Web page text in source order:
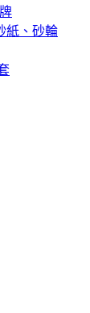
紙、砂輪